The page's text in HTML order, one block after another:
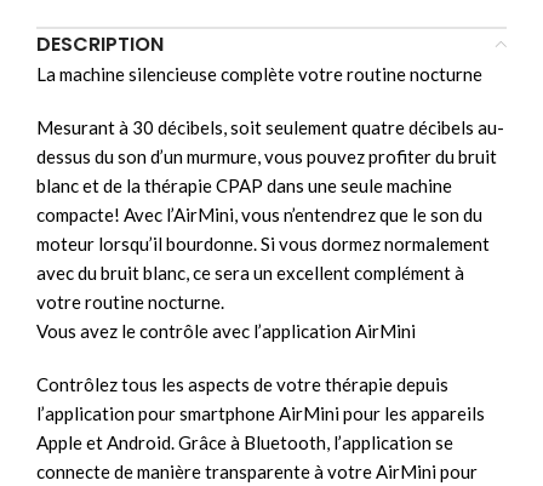
DESCRIPTION
La machine silencieuse complète votre routine nocturne
Mesurant à 30 décibels, soit seulement quatre décibels au-
dessus du son d’un murmure, vous pouvez profiter du bruit
blanc et de la thérapie CPAP dans une seule machine
compacte! Avec l’AirMini, vous n’entendrez que le son du
moteur lorsqu’il bourdonne. Si vous dormez normalement
avec du bruit blanc, ce sera un excellent complément à
votre routine nocturne.
Vous avez le contrôle avec l’application AirMini
Contrôlez tous les aspects de votre thérapie depuis
l’application pour smartphone AirMini pour les appareils
Apple et Android. Grâce à Bluetooth, l’application se
connecte de manière transparente à votre AirMini pour